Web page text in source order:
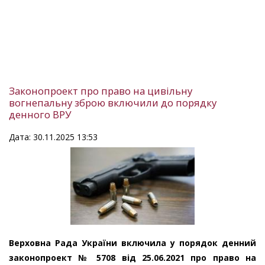
Законопроект про право на цивільну
вогнепальну зброю включили до порядку
денного ВРУ
Дата: 30.11.2025 13:53
Верховна Рада України включила у порядок денний
законопроект № 5708 від 25.06.2021 про право на